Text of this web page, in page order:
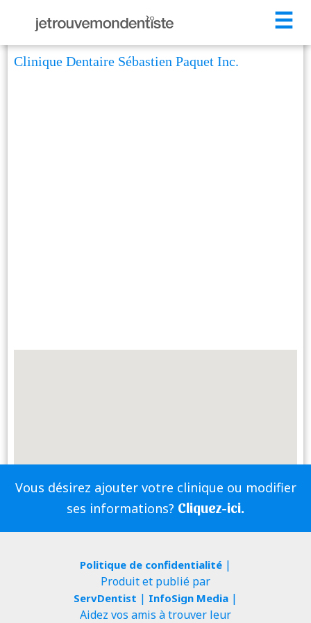
☰
Clinique Dentaire Sébastien Paquet Inc.
Vous désirez ajouter votre clinique ou modifier
ses informations? Cliquez-ici.
Politique de confidentialité|
Produit et publié par
ServDentist | InfoSign Media|
Aidez vos amis à trouver leur